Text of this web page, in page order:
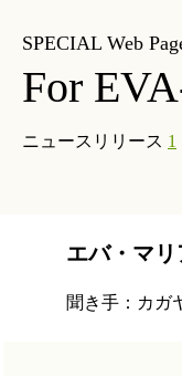
SPECIAL Web
For
ニュースリリース 1
エバ・マ
聞き手：カガ